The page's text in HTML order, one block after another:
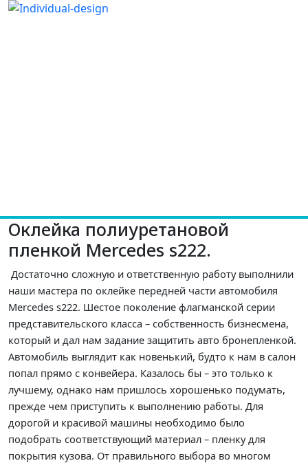
Оклейка полиуретановой
пленкой Mercedes s222.
Достаточно сложную и ответственную работу выполнили
наши мастера по оклейке передней части автомобиля
Mercedes s222. Шестое поколение флагманской серии
представительского класса – собственность бизнесмена,
который и дал нам задание защитить авто бронепленкой.
Автомобиль выглядит как новенький, будто к нам в салон
попал прямо с конвейера. Казалось бы – это только к
лучшему, однако нам пришлось хорошенько подумать,
прежде чем приступить к выполнению работы. Для
дорогой и красивой машины необходимо было
подобрать соответствующий материал – пленку для
покрытия кузова. От правильного выбора во многом